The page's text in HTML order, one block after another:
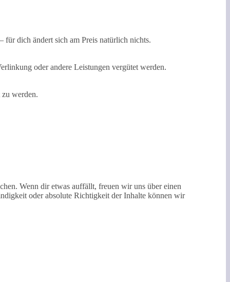
dich ändert sich am Preis natürlich nichts.
oder andere Leistungen vergütet werden.
werden.
Wenn dir etwas auffällt, freuen wir uns über einen
oder absolute Richtigkeit der Inhalte können wir